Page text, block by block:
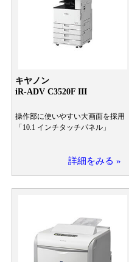
キヤノン
iR-ADV C3520F III
操作部に使いやすい大画面を採用
「10.1 インチタッチパネル」
詳細をみる »